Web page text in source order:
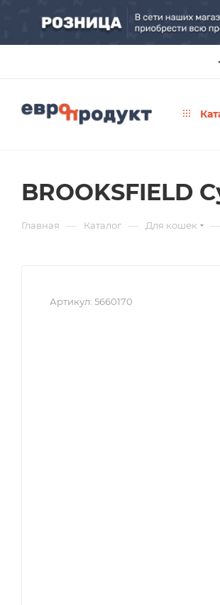
BROOKSFIELD
Главная — Каталог — Для кошек —
Артикул: 5660170